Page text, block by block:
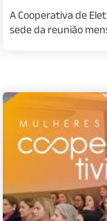
A Cooperativa de
sede da reunião